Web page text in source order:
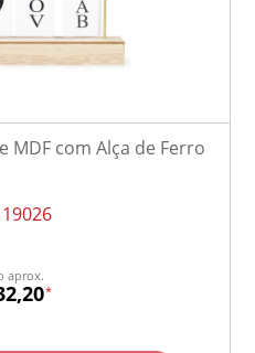
MDF com Alça de Ferro
19026
aprox.
*